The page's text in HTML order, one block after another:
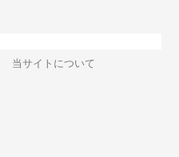
当サイトについて